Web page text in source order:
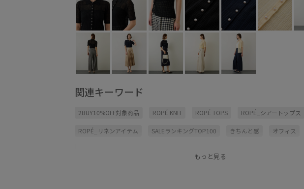
関連キーワード
2BUY10%OFF対象商品 ROPÉ KNIT ROPÉ TOPS ROPÉ_シアートップス
ROPÉ_リネンアイテム SALEランキングTOP100 きちんと感 オフィス
もっと見る